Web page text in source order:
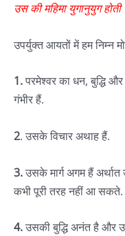
उस की महिमा युगानुयुग होती
उपर्युक्त आयतों में हम निम्न
1.परमेश्वर का धन, बुद्धि
गंभीर हैं.
2. उसके विचार अथाह हैं.
3.उसके मार्ग अगम हैं
कभी पूरी तरह नहीं आ सकते.
4.उसकी बुद्धि अनंत है और